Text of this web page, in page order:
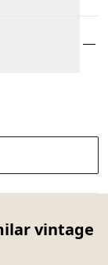
vintage